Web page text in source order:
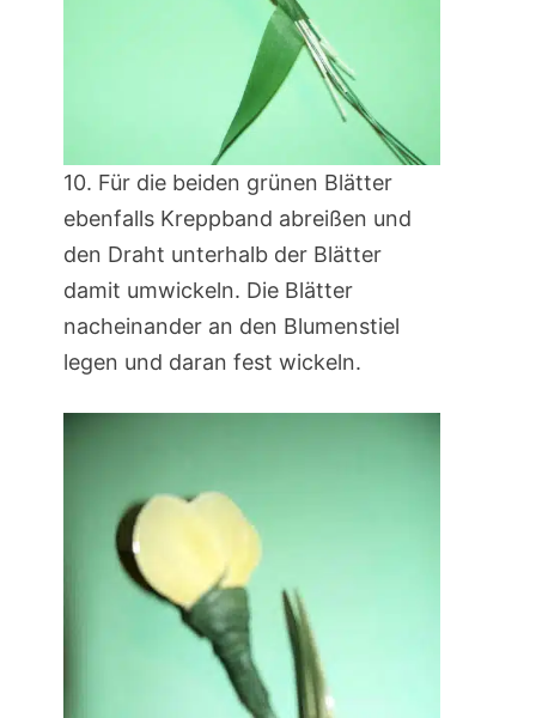
10. Für die beiden grünen Blätter
ebenfalls Kreppband abreißen und
den Draht unterhalb der Blätter
damit umwickeln. Die Blätter
nacheinander an den Blumenstiel
legen und daran fest wickeln.